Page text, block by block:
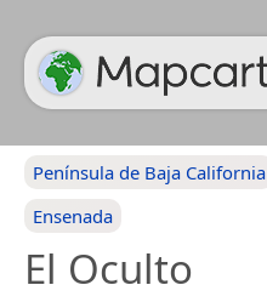
Península de Baja California
Ensenada
El Oculto